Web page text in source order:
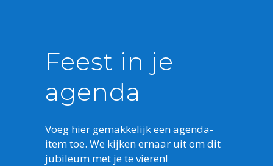
Feest in je
agenda
Voeg hier gemakkelijk een agenda-
item toe. We kijken ernaar uit om dit
jubileum met je te vieren!